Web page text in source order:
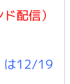
配信）
は12/19